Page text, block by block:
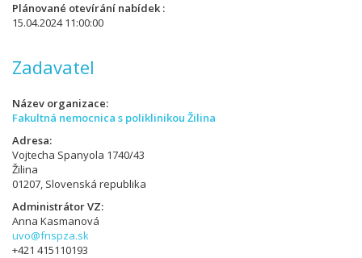
Plánované otevírání nabídek
15.04.2024 11:00:00
Zadavatel
Název organizace
Fakultná nemocnica s poliklinikou Žilina
Adresa
Vojtecha Spanyola 1740/43
Žilina
01207, Slovenská republika
Administrátor VZ
Anna Kasmanová
uvo@fnspza.sk
+421 415110193